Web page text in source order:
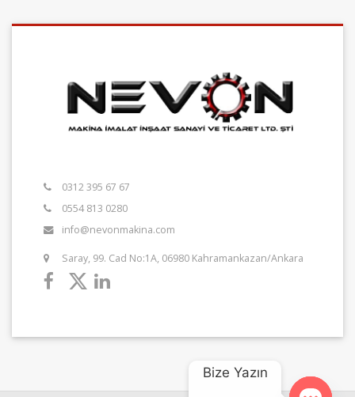
0312 395 67 67
0554 813 0280
info@nevonmakina.com
Saray, 99. Cad No:1A, 06980 Kahramankazan/Ankara
Bize Yazın